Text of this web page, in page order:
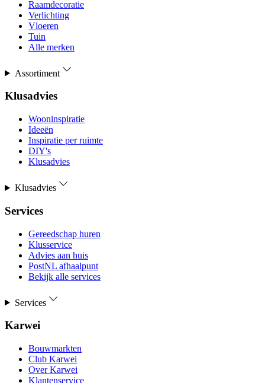
Raamdecoratie
Verlichting
Vloeren
Tuin
Alle merken
Assortiment
Klusadvies
Wooninspiratie
Ideeën
Inspiratie per ruimte
DIY's
Klusadvies
Klusadvies
Services
Gereedschap huren
Klusservice
Advies aan huis
PostNL afhaalpunt
Bekijk alle services
Services
Karwei
Bouwmarkten
Club Karwei
Over Karwei
Klantenservice